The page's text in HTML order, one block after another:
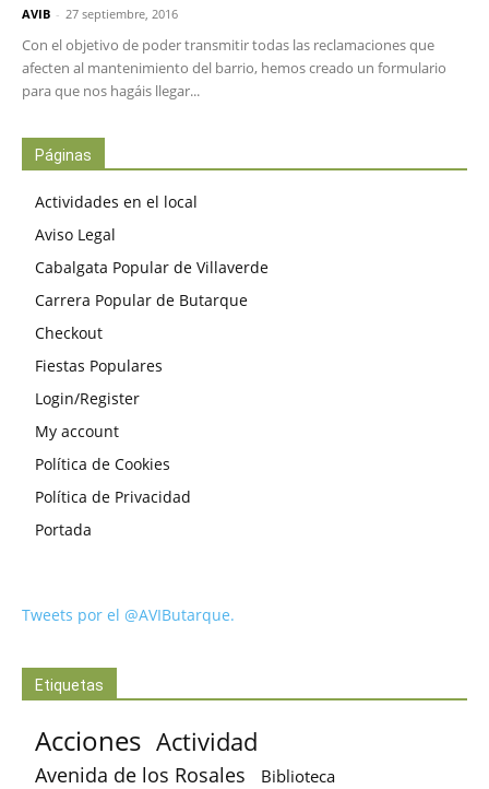
AVIB - 27 septiembre, 2016
Con el objetivo de poder transmitir todas las reclamaciones que
afecten al mantenimiento del barrio, hemos creado un formulario
para que nos hagáis llegar...
Páginas
Actividades en el local
Aviso Legal
Cabalgata Popular de Villaverde
Carrera Popular de Butarque
Checkout
Fiestas Populares
Login/Register
My account
Política de Cookies
Política de Privacidad
Portada
Tweets por el @AVIButarque.
Etiquetas
Acciones Actividad
Avenida de los Rosales Biblioteca